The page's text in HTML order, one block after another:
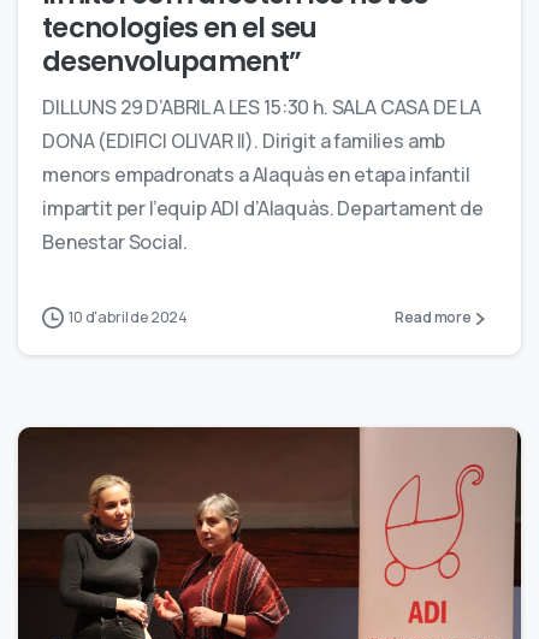
tecnologies en el seu
desenvolupament”
DILLUNS 29 D’ABRIL A LES 15:30 h. SALA CASA DE LA
DONA (EDIFICI OLIVAR II). Dirigit a families amb
menors empadronats a Alaquàs en etapa infantil
impartit per l’equip ADI d’Alaquàs. Departament de
Benestar Social.
10 d'abril de 2024 Read more